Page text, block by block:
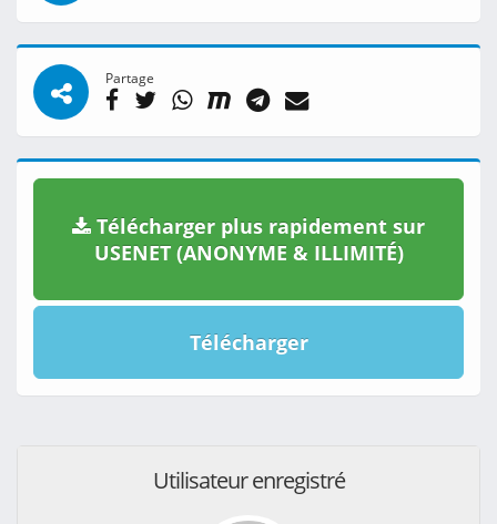
Partage
Télécharger plus rapidement sur
USENET (ANONYME & ILLIMITÉ)
Télécharger
Utilisateur enregistré